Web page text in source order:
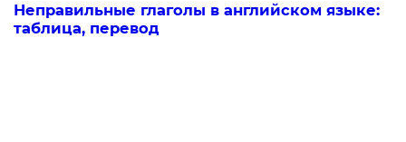
Неправильные глаголы в английском языке:
таблица, перевод